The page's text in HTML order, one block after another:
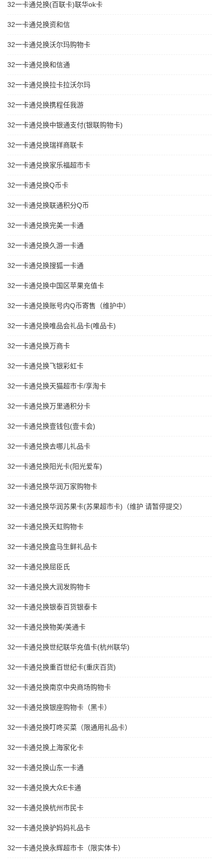
32一卡通兑换(百联卡)联华ok卡
32一卡通兑换资和信
32一卡通兑换沃尔玛购物卡
32一卡通兑换和信通
32一卡通兑换拉卡拉沃尔玛
32一卡通兑换携程任我游
32一卡通兑换中银通支付(银联购物卡)
32一卡通兑换瑞祥商联卡
32一卡通兑换家乐福超市卡
32一卡通兑换Q币卡
32一卡通兑换联通积分Q币
32一卡通兑换完美一卡通
32一卡通兑换久游一卡通
32一卡通兑换搜狐一卡通
32一卡通兑换中国区苹果充值卡
32一卡通兑换账号内Q币寄售（维护中）
32一卡通兑换唯品会礼品卡(唯品卡)
32一卡通兑换万商卡
32一卡通兑换飞银彩虹卡
32一卡通兑换天猫超市卡/享淘卡
32一卡通兑换万里通积分卡
32一卡通兑换壹钱包(壹卡会)
32一卡通兑换去哪儿礼品卡
32一卡通兑换阳光卡(阳光爱车)
32一卡通兑换华润万家购物卡
32一卡通兑换华润苏果卡(苏果超市卡)（维护 请暂停提交）
32一卡通兑换天虹购物卡
32一卡通兑换盒马生鲜礼品卡
32一卡通兑换屈臣氏
32一卡通兑换大润发购物卡
32一卡通兑换银泰百货银泰卡
32一卡通兑换物美/美通卡
32一卡通兑换世纪联华充值卡(杭州联华)
32一卡通兑换重百世纪卡(重庆百货)
32一卡通兑换南京中央商场购物卡
32一卡通兑换银座购物卡（黑卡）
32一卡通兑换叮咚买菜（限通用礼品卡）
32一卡通兑换上海家化卡
32一卡通兑换山东一卡通
32一卡通兑换大众E卡通
32一卡通兑换杭州市民卡
32一卡通兑换驴妈妈礼品卡
32一卡通兑换永辉超市卡（限实体卡）